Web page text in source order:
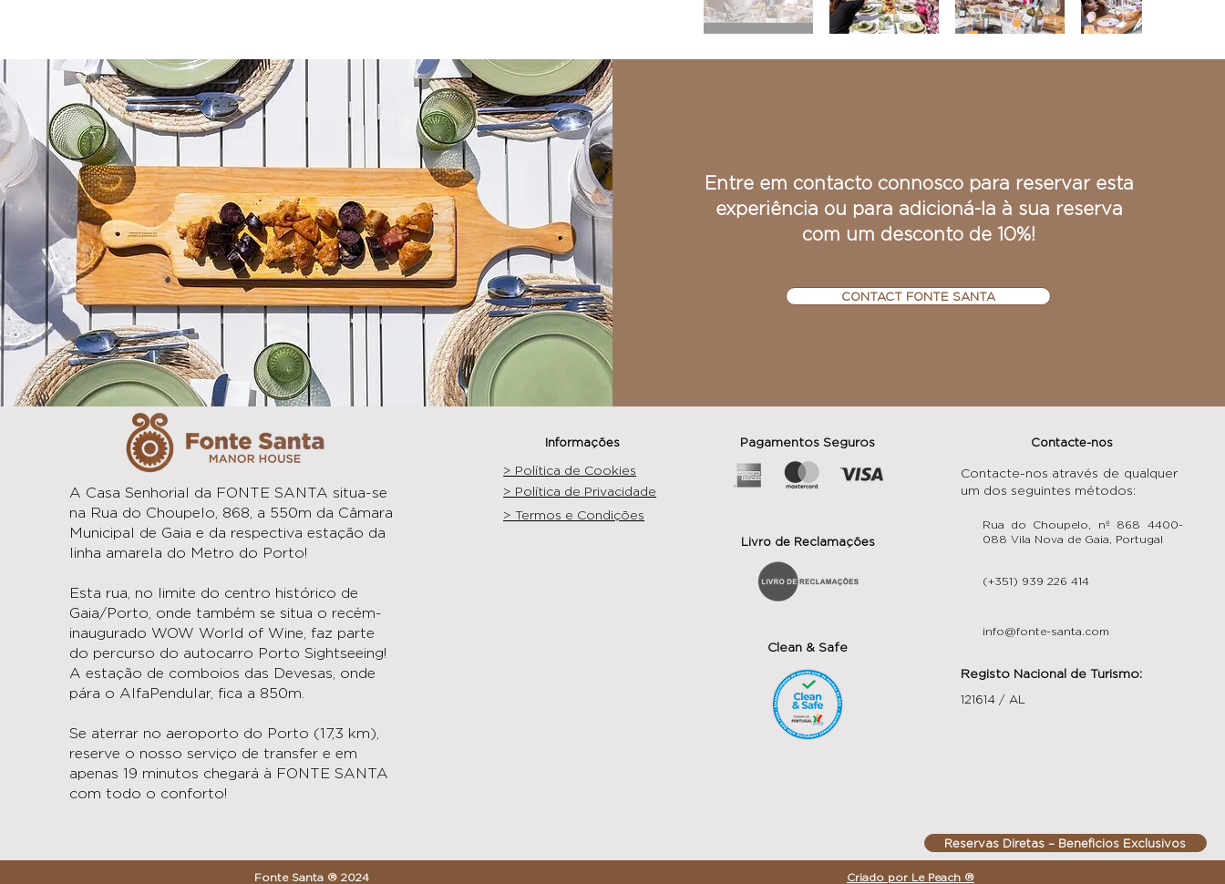
Entre em contacto connosco para reservar esta
experiência ou para adicioná-la à sua reserva
com um desconto de 10%!
CONTACT FONTE SANTA
Reservas Diretas – Beneficios Exclusivos
A Casa Senhorial da FONTE SANTA situa-se
na Rua do Choupelo, 868, a 550m da Câmara
Municipal de Gaia e da respectiva estação da
linha amarela do Metro do Porto!
Esta rua, no limite do centro histórico de
Gaia/Porto, onde também se situa o recém-
inaugurado WOW World of Wine, faz parte
do percurso do autocarro Porto Sightseeing!
A estação de comboios das Devesas, onde
pára o AlfaPendular, fica a 850m.
Se aterrar no aeroporto do Porto (17,3 km),
reserve o nosso serviço de transfer e em
apenas 19 minutos chegará à FONTE SANTA
com todo o conforto!
Informações
> Política de Cookies
> Política de Privacidade
> Termos e Condições
Pagamentos Seguros
Livro de Reclamações
Clean & Safe
Contacte-nos
Contacte-nos através de qualquer
um dos seguintes métodos:
Rua do Choupelo, nº 868 4400-
088 Vila Nova de Gaia, Portugal
(+351) 939 226 414
info@fonte-santa.com
Registo Nacional de Turismo:
121614 / AL
Fonte Santa ®️ 2024 Criado por Le Peach ®️